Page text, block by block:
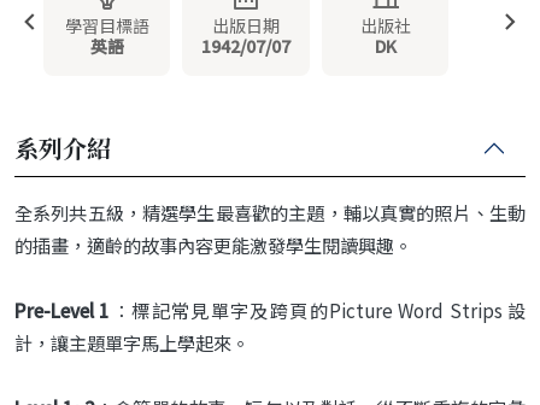
學習目標語
英語
出版日期
1942/07/07
出版社
DK
系列介紹
全系列共五級，精選學生最喜歡的主題，輔以真實的照片、生動
的插畫，適齡的故事內容更能激發學生閱讀興趣。
Pre-Level 1 ：標記常見單字及跨頁的Picture Word Strips 設
計，讓主題單字馬上學起來。